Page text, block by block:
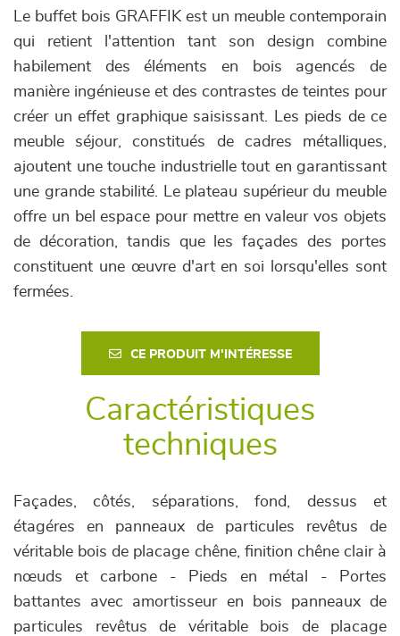
Le buffet bois GRAFFIK est un meuble contemporain
qui retient l'attention tant son design combine
habilement des éléments en bois agencés de
manière ingénieuse et des contrastes de teintes pour
créer un effet graphique saisissant. Les pieds de ce
meuble séjour, constitués de cadres métalliques,
ajoutent une touche industrielle tout en garantissant
une grande stabilité. Le plateau supérieur du meuble
offre un bel espace pour mettre en valeur vos objets
de décoration, tandis que les façades des portes
constituent une œuvre d'art en soi lorsqu'elles sont
fermées.
CE PRODUIT M'INTÉRESSE
Caractéristiques
techniques
Façades, côtés, séparations, fond, dessus et
étagéres en panneaux de particules revêtus de
véritable bois de placage chêne, finition chêne clair à
nœuds et carbone - Pieds en métal - Portes
battantes avec amortisseur en bois panneaux de
particules revêtus de véritable bois de placage